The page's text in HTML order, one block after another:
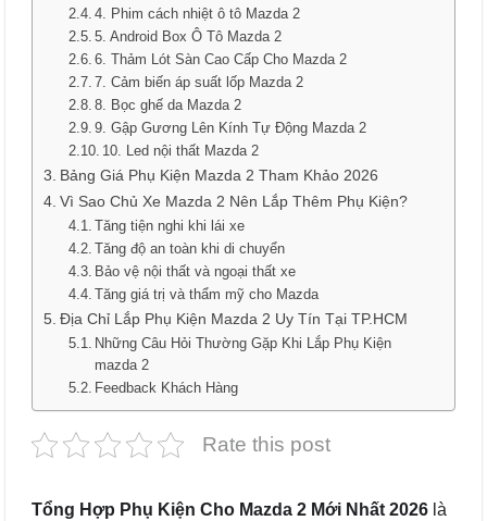
4. Phim cách nhiệt ô tô Mazda 2
5. Android Box Ô Tô Mazda 2
6. Thảm Lót Sàn Cao Cấp Cho Mazda 2
7. Cảm biến áp suất lốp Mazda 2
8. Bọc ghế da Mazda 2
9. Gập Gương Lên Kính Tự Động Mazda 2
10. Led nội thất Mazda 2
Bảng Giá Phụ Kiện Mazda 2 Tham Khảo 2026
Vì Sao Chủ Xe Mazda 2 Nên Lắp Thêm Phụ Kiện?
Tăng tiện nghi khi lái xe
Tăng độ an toàn khi di chuyển
Bảo vệ nội thất và ngoại thất xe
Tăng giá trị và thẩm mỹ cho Mazda
Địa Chỉ Lắp Phụ Kiện Mazda 2 Uy Tín Tại TP.HCM
Những Câu Hỏi Thường Gặp Khi Lắp Phụ Kiện
mazda 2
Feedback Khách Hàng
Rate this post
Tổng Hợp Phụ Kiện Cho Mazda 2 Mới Nhất 2026 là